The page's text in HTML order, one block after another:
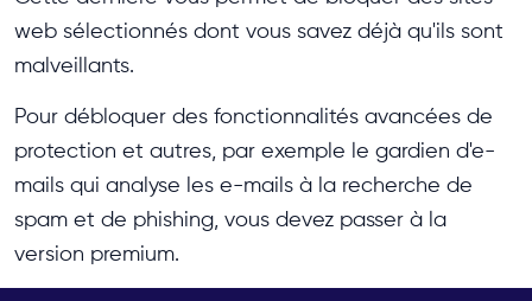
web sélectionnés dont vous savez déjà qu'ils sont
malveillants.
Pour débloquer des fonctionnalités avancées de
protection et autres, par exemple le gardien d'e-
mails qui analyse les e-mails à la recherche de
spam et de phishing, vous devez passer à la
version premium.